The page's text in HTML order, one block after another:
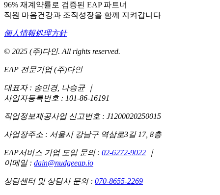
96% 재계약률로 검증된 EAP 파트너
직원 마음건강과 조직성장을 함께 지켜갑니다
個人情報処理方針
© 2025 (주)다인. All rights reserved.
EAP 전문기업 (주)다인
대표자 : 송민경, 나승균 ｜
사업자등록번호 : 101-86-16191
직업정보제공사업 신고번호 : J1200020250015
사업장주소 : 서울시 강남구 역삼로3길 17, 8층
EAP서비스 기업 도입 문의 : 02-6272-9022
｜
이메일 : dain@nudgeeap.io
상담센터 및 상담사 문의 : 070-8655-2269